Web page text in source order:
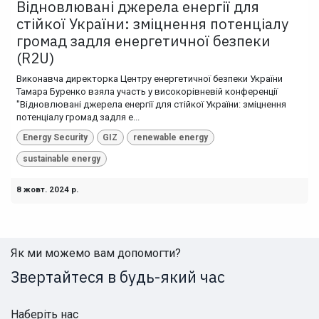
Відновлювані джерела енергії для
стійкої України: зміцнення потенціалу
громад задля енергетичної безпеки
(R2U)
Виконавча директорка Центру енергетичної безпеки України
Тамара Буренко взяла участь у високорівневій конференції
"Відновлювані джерела енергії для стійкої України: зміцнення
потенціалу громад задля е...
Energy Security GIZ renewable energy
sustainable energy
8 жовт. 2024 р.
Як ми можемо вам допомогти?
Звертайтеся в будь-який час
Наберіть нас